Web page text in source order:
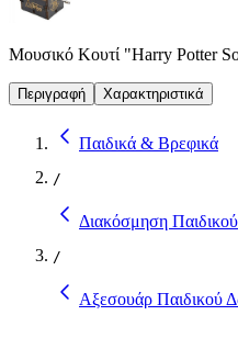
Μουσικό Κουτί "Harry Potter
Περιγραφή Χαρακτηριστικά
Παιδικά & Βρεφικά
/
Διακόσμηση
/
Αξεσουάρ Παιδικού